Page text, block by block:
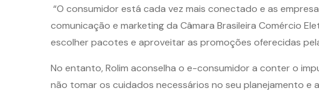
“O consumidor está cada vez mais conectado e as
comunicação e marketing da Câmara Brasileira Comércio
escolher pacotes e aproveitar as promoções oferecidas
No entanto, Rolim aconselha o e-consumidor a conter o
não tomar os cuidados necessários no seu planejamento